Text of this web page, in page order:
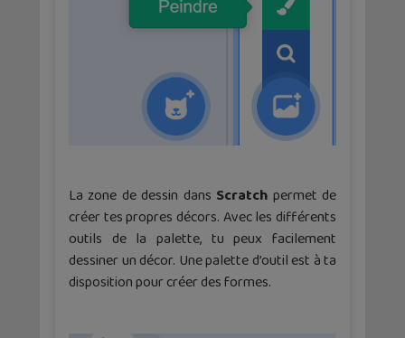
La zone de dessin dans Scratch permet de
créer tes propres décors. Avec les différents
outils de la palette, tu peux facilement
dessiner un décor. Une palette d’outil est à ta
disposition pour créer des formes.